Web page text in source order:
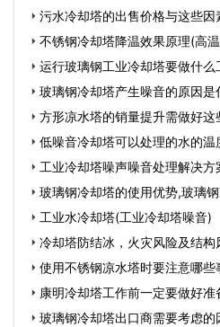
污水冷却塔的出售价格与这些
不锈钢冷却塔降温效果原理(高
度…运行玻璃钢工业冷却塔要做什
钢冷…
玻璃钢冷却塔产生噪音的原因是
方形凉水塔的销量提升需做好
低噪音冷却塔可以处理的水的
超低…
工业冷却塔噪声噪音处理解决
玻璃钢冷却塔的使用优势,玻璃
工业水冷却塔(工业冷却塔噪音)
冷却塔防结冰，火灾风险及结
使用不锈钢凉水塔时要注意哪些
… 康明冷却塔工作前一定要做好
玻璃钢冷却塔出口商需要考虑